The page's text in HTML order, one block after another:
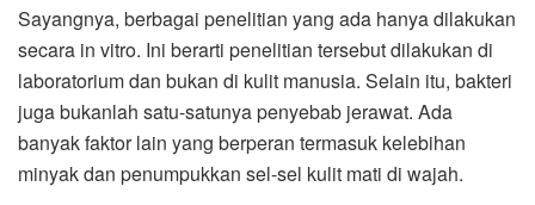
Sayangnya, berbagai penelitian yang ada hanya dilakukan
secara in vitro. Ini berarti penelitian tersebut dilakukan di
laboratorium dan bukan di kulit manusia. Selain itu, bakteri
juga bukanlah satu-satunya penyebab jerawat. Ada
banyak faktor lain yang berperan termasuk kelebihan
minyak dan penumpukkan sel-sel kulit mati di wajah.